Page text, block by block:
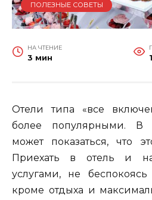
ПОЛЕЗНЫЕ СОВЕТЫ
НА ЧТЕНИЕ
3 мин
Отели типа «все
более популярными. В
может показаться, что
Приехать в отель и
услугами, не
кроме отдыха и